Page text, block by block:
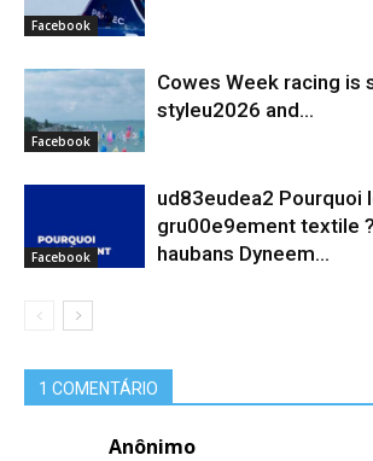
Facebook
Facebook
Cowes Week racing is
styleu2026 and...
Facebook
ud83eudea2 Pourquoi
gru00e9ement textile
haubans Dyneem…
1 COMENTÁRIO
Anônimo